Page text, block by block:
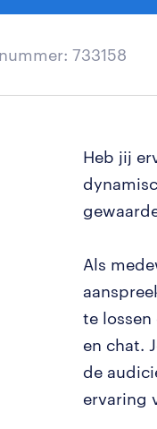
733158
Heb jij
Als
te
en chat.
de
ervaring